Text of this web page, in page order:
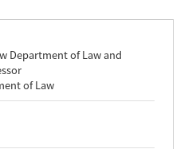
Department of Law and
of Law